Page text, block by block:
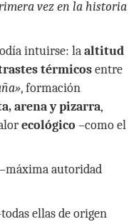
vez en la historia
intuirse: laaltitud
térmicosentre
, formación
arena y pizarra,
ecológico –como el
–máxima autoridad
ellas de origen